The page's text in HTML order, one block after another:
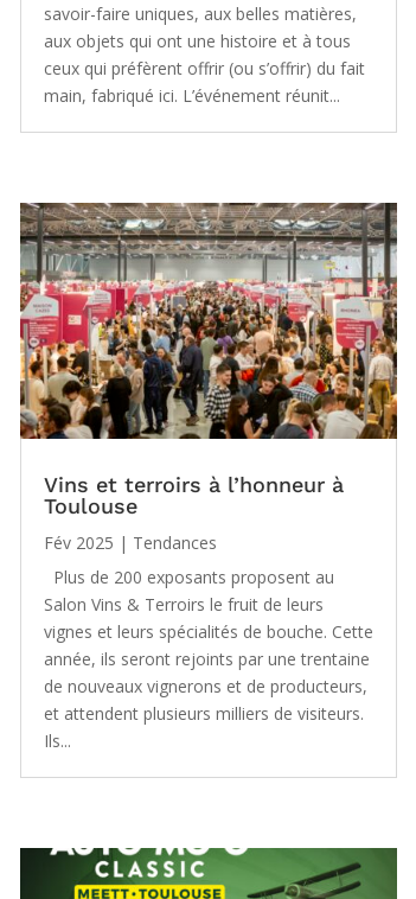
savoir-faire uniques, aux belles matières,
aux objets qui ont une histoire et à tous
ceux qui préfèrent offrir (ou s’offrir) du fait
main, fabriqué ici. L’événement réunit...
Vins et terroirs à l’honneur à
Toulouse
Fév 2025 | Tendances
Plus de 200 exposants proposent au
Salon Vins & Terroirs le fruit de leurs
vignes et leurs spécialités de bouche. Cette
année, ils seront rejoints par une trentaine
de nouveaux vignerons et de producteurs,
et attendent plusieurs milliers de visiteurs.
Ils...